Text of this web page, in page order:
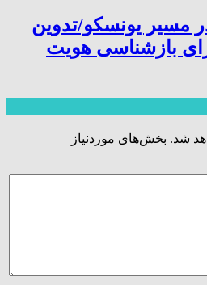
مسیر یونسکو/تدوین
ساله برای بازشناسی هویت
شد. بخش‌های موردنیاز